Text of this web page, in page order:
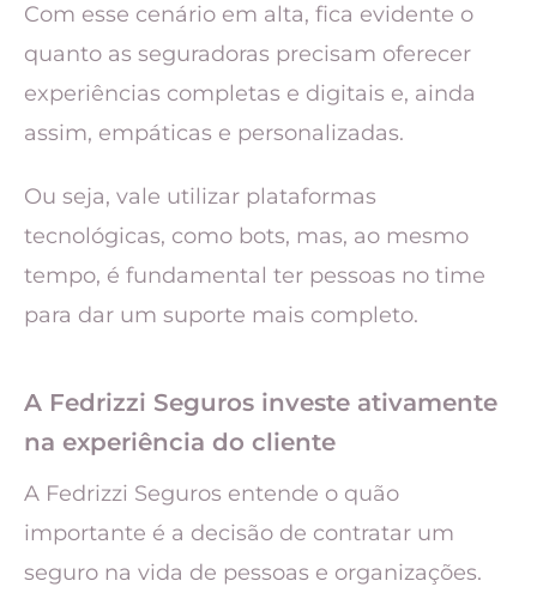
Com esse cenário em alta, fica evidente o
quanto as seguradoras precisam oferecer
experiências completas e digitais e, ainda
assim, empáticas e personalizadas.
Ou seja, vale utilizar plataformas
tecnológicas, como bots, mas, ao mesmo
tempo, é fundamental ter pessoas no time
para dar um suporte mais completo.
A Fedrizzi Seguros investe ativamente
na experiência do cliente
A Fedrizzi Seguros entende o quão
importante é a decisão de contratar um
seguro na vida de pessoas e organizações.